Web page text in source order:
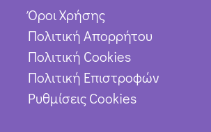
Όροι Χρήσης
Πολιτική Απορρήτου
Πολιτική Cookies
Πολιτική Επιστροφών
Ρυθμίσεις Cookies